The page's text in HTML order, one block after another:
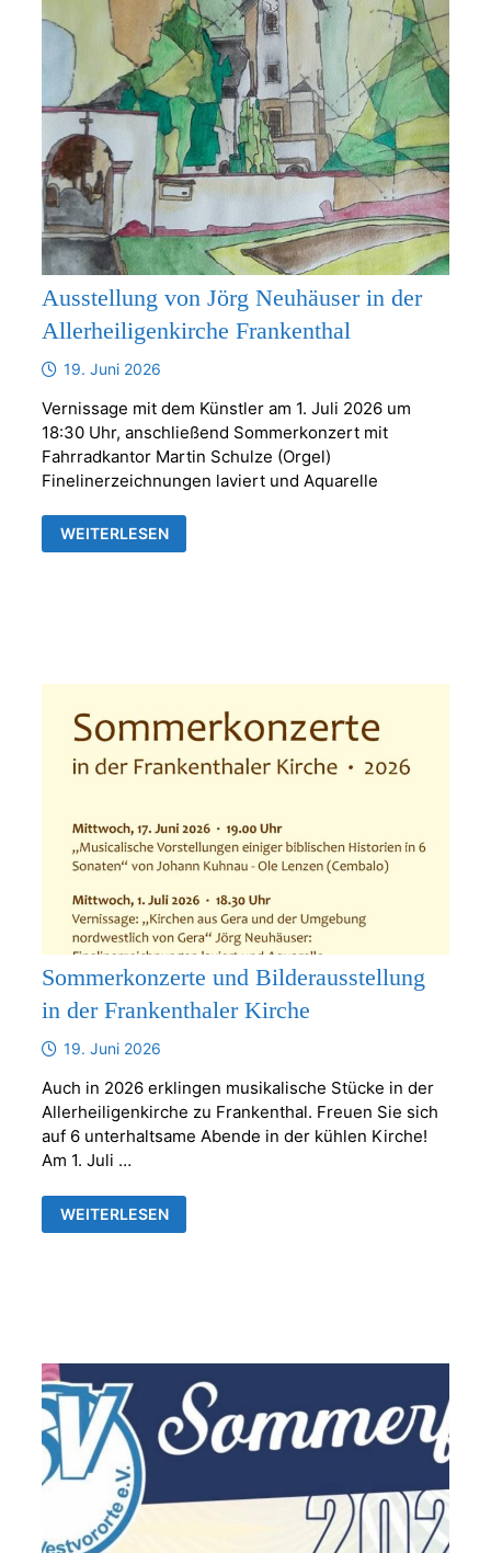
Ausstellung von Jörg Neuhäuser in der
Allerheiligenkirche Frankenthal
19. Juni 2026
Vernissage mit dem Künstler am 1. Juli 2026 um
18:30 Uhr, anschließend Sommerkonzert mit
Fahrradkantor Martin Schulze (Orgel)
Finelinerzeichnungen laviert und Aquarelle
AUSSTELLUNG
VON
WEITERLESEN
Sommerkonzerte und Bilderausstellung
in der Frankenthaler Kirche
19. Juni 2026
Auch in 2026 erklingen musikalische Stücke in der
Allerheiligenkirche zu Frankenthal. Freuen Sie sich
auf 6 unterhaltsame Abende in der kühlen Kirche!
Am 1. Juli …
SOMMERKONZERTE
UND
BILDERAUSSTELLUNG
WEITERLESEN